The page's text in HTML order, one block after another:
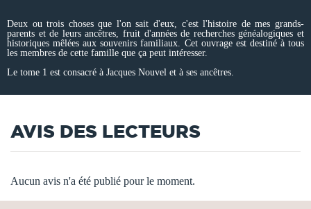
Deux ou trois choses que l'on sait d'eux, c'est l'histoire de mes grands-
parents et de leurs ancêtres, fruit d'années de recherches généalogiques et
historiques mêlées aux souvenirs familiaux. Cet ouvrage est destiné à tous
les membres de cette famille que ça peut intéresser.
Le tome 1 est consacré à Jacques Nouvel et à ses ancêtres.
AVIS DES LECTEURS
Aucun avis n'a été publié pour le moment.